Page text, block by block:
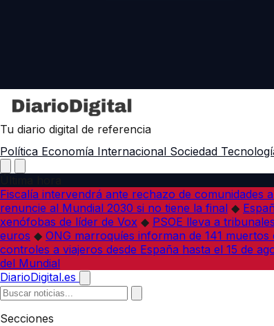
Tu diario digital de referencia
Política Economía Internacional Sociedad
Fiscalía intervendrá ante rechazo de comunidades
renuncie al Mundial 2030 si no tiene la final ◆
xenófobas de líder de Vox ◆ PSOE lleva a
euros ◆ ONG marroquíes informan de 141
controles a viajeros desde España hasta el 15 de
del Mundial
DiarioDigital.es
Secciones